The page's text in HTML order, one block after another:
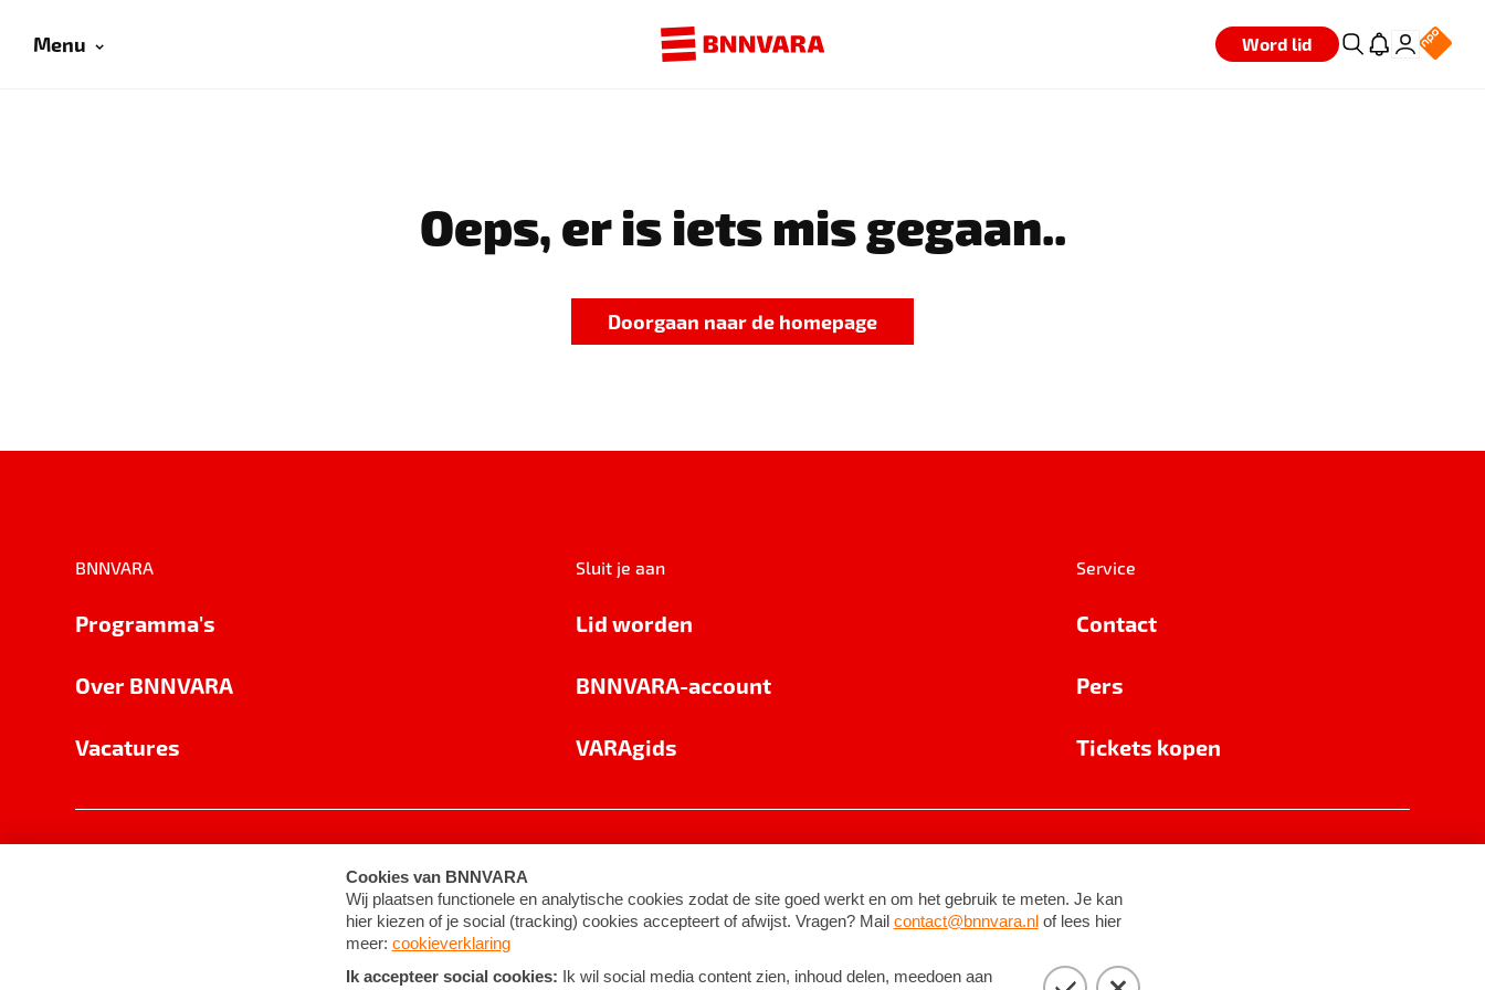
Menu Word lid
Oeps, er is iets mis gegaan..
Doorgaan naar de homepage
BNNVARA
Programma's
Over BNNVARA
Vacatures
Sluit je aan
Lid worden
BNNVARA-account
VARAgids
Service
Contact
Pers
Tickets kopen
Cookie-instellingen Algemene voorwaarden ©2026BNNVARA